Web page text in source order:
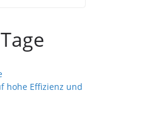
hohe Effizienz und